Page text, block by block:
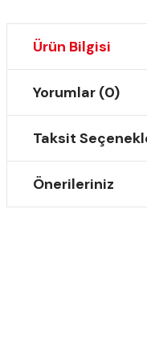
Ürün Bilgisi
Yorumlar (0)
Taksit
Önerileriniz